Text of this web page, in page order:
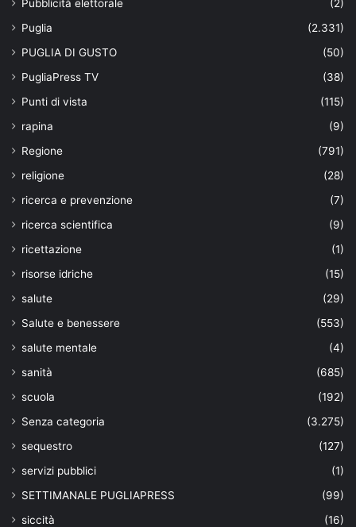
Pubblicità elettorale
(2)
Puglia
(2.331)
PUGLIA DI GUSTO
(50)
PugliaPress TV
(38)
Punti di vista
(115)
rapina
(9)
Regione
(791)
religione
(28)
ricerca e prevenzione
(7)
ricerca scientifica
(9)
ricettazione
(1)
risorse idriche
(15)
salute
(29)
Salute e benessere
(553)
salute mentale
(4)
sanità
(685)
scuola
(192)
Senza categoria
(3.275)
sequestro
(127)
servizi pubblici
(1)
SETTIMANALE PUGLIAPRESS
(99)
siccità
(16)